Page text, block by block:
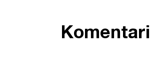
Komentari